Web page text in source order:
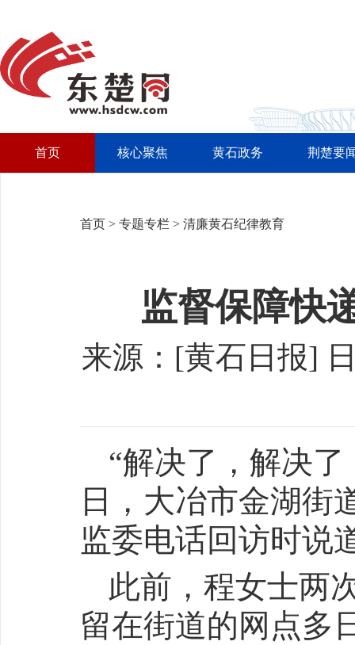
首页 核心聚焦 黄石政务 荆楚要
首页 > 专题专栏 > 清廉黄石纪律教育
监督保障快
来源：[黄石日报​​]
“解决了，解决
日，大冶市金湖街
监委电话回访时说
此前，程女士两
留在街道的网点多